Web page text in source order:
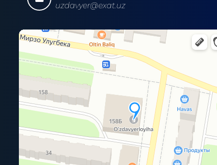
uzdavyer@exat.uz